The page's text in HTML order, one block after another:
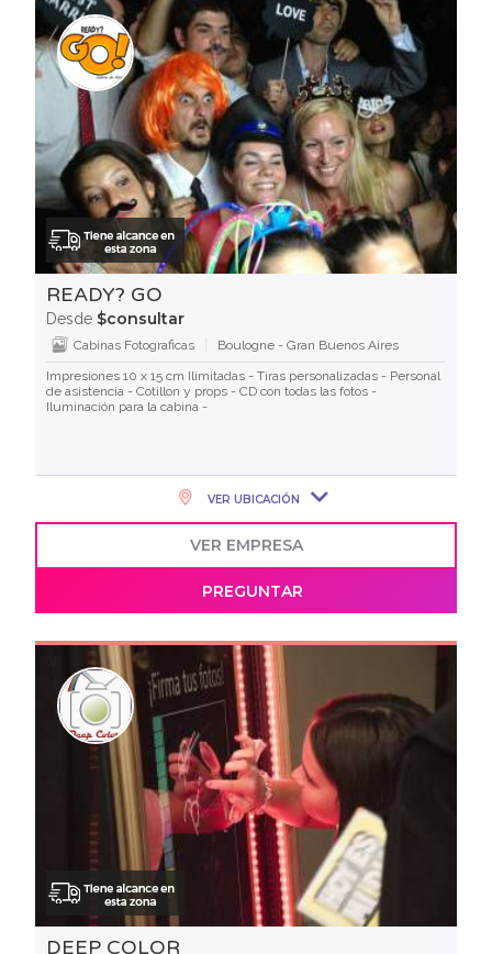
READY? GO
Desde $consultar
Cabinas Fotograficas
Boulogne - Gran Buenos Aires
Impresiones 10 x 15 cm Ilimitadas - Tiras personalizadas - Personal
de asistencia - Cotillon y props - CD con todas las fotos -
Iluminación para la cabina -
VER UBICACIÓN
VER EMPRESA
PREGUNTAR
DEEP COLOR